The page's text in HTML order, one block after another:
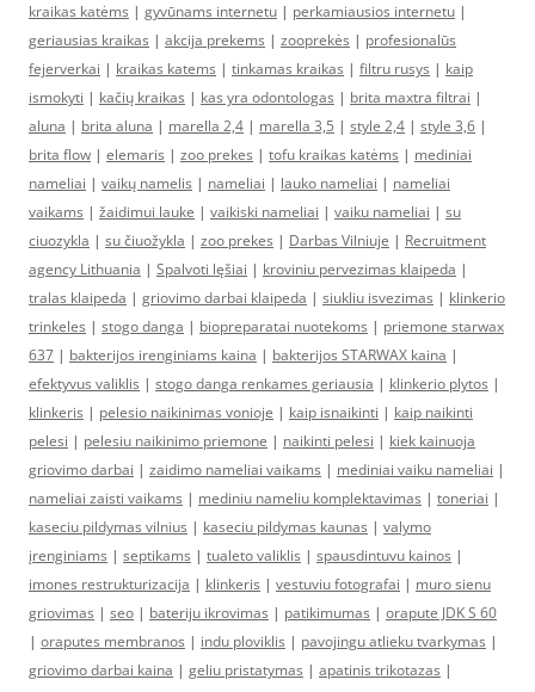
kraikas katėms | gyvūnams internetu | perkamiausios internetu |
geriausias kraikas | akcija prekems | zooprekės | profesionalūs
fejerverkai | kraikas katems | tinkamas kraikas | filtru rusys | kaip
ismokyti | kačių kraikas | kas yra odontologas | brita maxtra filtrai |
aluna | brita aluna | marella 2,4 | marella 3,5 | style 2,4 | style 3,6 |
brita flow | elemaris | zoo prekes | tofu kraikas katėms | mediniai
nameliai | vaikų namelis | nameliai | lauko nameliai | nameliai
vaikams | žaidimui lauke | vaikiski nameliai | vaiku nameliai | su
ciuozykla | su čiuožykla | zoo prekes | Darbas Vilniuje | Recruitment
agency Lithuania | Spalvoti lęšiai | kroviniu pervezimas klaipeda |
tralas klaipeda | griovimo darbai klaipeda | siukliu isvezimas | klinkerio
trinkeles | stogo danga | biopreparatai nuotekoms | priemone starwax
637 | bakterijos irenginiams kaina | bakterijos STARWAX kaina |
efektyvus valiklis | stogo danga renkames geriausia | klinkerio plytos |
klinkeris | pelesio naikinimas vonioje | kaip isnaikinti | kaip naikinti
pelesi | pelesiu naikinimo priemone | naikinti pelesi | kiek kainuoja
griovimo darbai | zaidimo nameliai vaikams | mediniai vaiku nameliai |
nameliai zaisti vaikams | mediniu nameliu komplektavimas | toneriai |
kaseciu pildymas vilnius | kaseciu pildymas kaunas | valymo
įrenginiams | septikams | tualeto valiklis | spausdintuvu kainos |
imones restrukturizacija | klinkeris | vestuviu fotografai | muro sienu
griovimas | seo | bateriju ikrovimas | patikimumas | orapute JDK S 60
| oraputes membranos | indu ploviklis | pavojingu atlieku tvarkymas |
griovimo darbai kaina | geliu pristatymas | apatinis trikotazas |